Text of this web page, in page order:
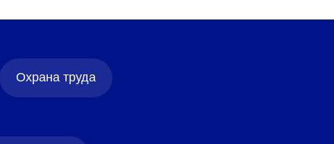
Охрана труда